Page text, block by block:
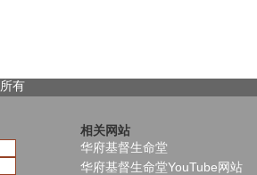
所有
相关网站
华府基督生命堂
华府基督生命堂YouTube网站